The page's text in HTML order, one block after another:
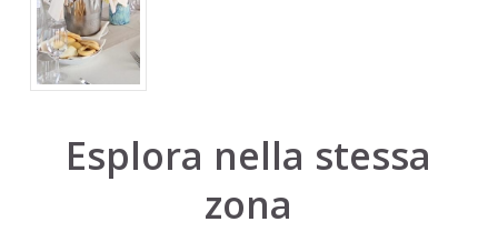
Esplora nella stessa
zona